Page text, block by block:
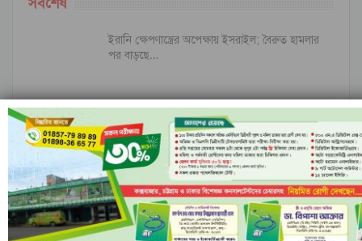
ইরানি ক্ষেপণাস্ত্রের অপেক্ষায় ইসরাইল; বৈরুত হামলার
পর বাড়ছে…
ইসলামী ব্যাংকের পরিচালনা পর্ষদ বাতিল ঘোষণা
নীল ঢেউয়ের জোয়ারে গোল করে ইতিহাস কুরাসাওয়ের